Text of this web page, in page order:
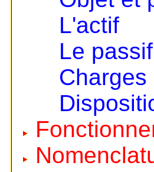
L'actif
Le passif
Charges